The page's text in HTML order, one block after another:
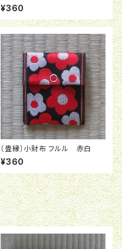
¥360
〔畳縁〕小財布 フルル 赤白
¥360